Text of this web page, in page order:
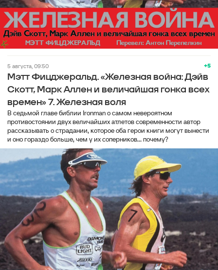
+5
5 августа, 09:50
Мэтт Фицджеральд. «Железная война: Дэйв
Скотт, Марк Аллен и величайшая гонка всех
времен» 7. Железная воля
В седьмой главе библии Ironman о самом невероятном
противостоянии двух величайших атлетов современности автор
рассказывать о страдании, которое оба герои книги могут вынести
и оно гораздо больше, чем у их соперников... почему?